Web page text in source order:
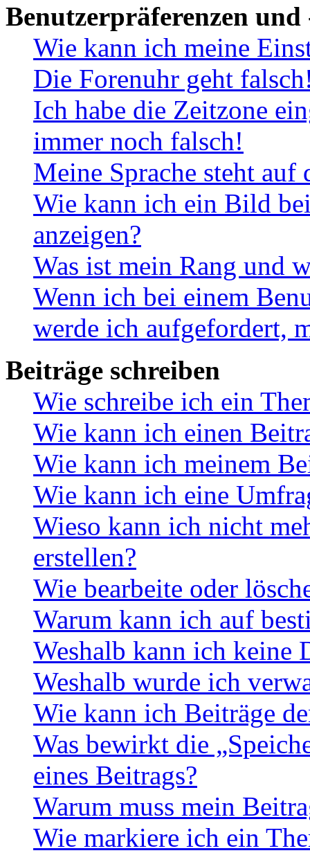
Benutzerpräferenzen und
Wie kann ich meine
Die Forenuhr geht
Ich habe die Zeitzone
immer noch falsch!
Meine Sprache steht
Wie kann ich ein Bild
anzeigen?
Was ist mein Rang und
Wenn ich bei einem
werde ich aufgefordert,
Beiträge schreiben
Wie schreibe ich ein
Wie kann ich einen
Wie kann ich meinem
Wie kann ich eine
Wieso kann ich nicht
erstellen?
Wie bearbeite oder
Warum kann ich auf
Weshalb kann ich keine
Weshalb wurde ich
Wie kann ich Beiträge
Was bewirkt die
eines Beitrags?
Warum muss mein
Wie markiere ich ein